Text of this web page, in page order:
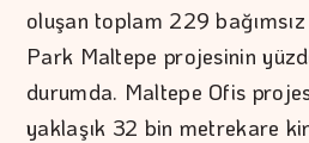
oluşan toplam 229
Park Maltepe projesinin
durumda. Maltepe Ofis
yaklaşık 32 bin metrekare